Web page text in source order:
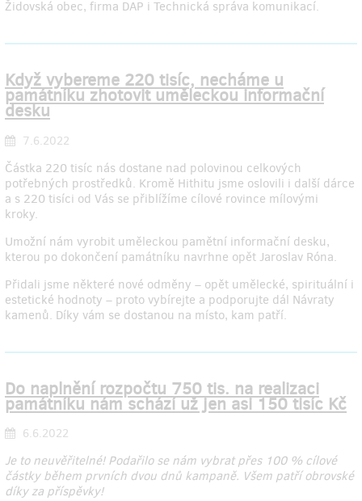
Židovská obec, firma DAP i Technická správa komunikací.
Když vybereme 220 tisíc, necháme u
památníku zhotovit uměleckou informační
desku
7.6.2022
Částka 220 tisíc nás dostane nad polovinou celkových
potřebných prostředků. Kromě Hithitu jsme oslovili i další dárce
a s 220 tisíci od Vás se přiblížíme cílové rovince mílovými
kroky.
Umožní nám vyrobit uměleckou pamětní informační desku,
kterou po dokončení památníku navrhne opět Jaroslav Róna.
Přidali jsme některé nové odměny –⁠ opět umělecké, spirituální i
estetické hodnoty –⁠ proto vybírejte a podporujte dál Návraty
kamenů. Díky vám se dostanou na místo, kam patří.
Do naplnění rozpočtu 750 tis. na realizaci
památníku nám schází už jen asi 150 tisíc Kč
6.6.2022
Je to neuvěřitelné! Podařilo se nám vybrat přes 100 % cílové
částky během prvních dvou dnů kampaně. Všem patří obrovské
díky za příspěvky!